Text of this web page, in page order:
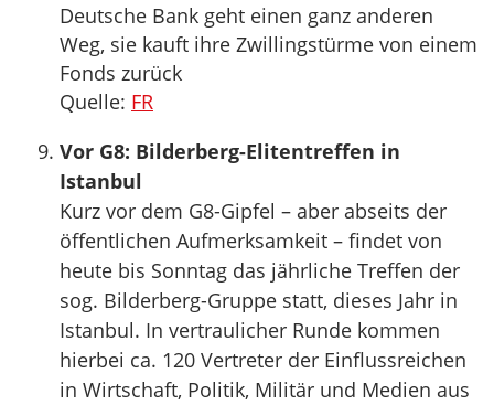
Deutsche Bank geht einen ganz anderen
Weg, sie kauft ihre Zwillingstürme von einem
Fonds zurück
Quelle: FR
Vor G8: Bilderberg-Elitentreffen in
Istanbul
Kurz vor dem G8-Gipfel – aber abseits der
öffentlichen Aufmerksamkeit – findet von
heute bis Sonntag das jährliche Treffen der
sog. Bilderberg-Gruppe statt, dieses Jahr in
Istanbul. In vertraulicher Runde kommen
hierbei ca. 120 Vertreter der Einflussreichen
in Wirtschaft, Politik, Militär und Medien aus